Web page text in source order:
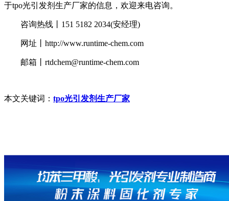
于tpo光引发剂生产厂家的信息，欢迎来电咨询。
咨询热线丨151 5182 2034(安经理)
网址丨http://www.runtime-chem.com
邮箱丨rtdchem@runtime-chem.com
本文关键词： tpo光引发剂生产厂家